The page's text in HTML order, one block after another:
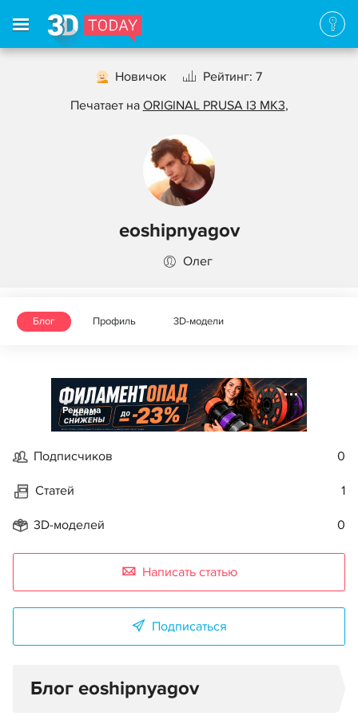
Новичок
Рейтинг: 7
Печатает на ORIGINAL PRUSA I3 MK3,
eoshipnyagov
Олег
Блог Профиль 3D-модели
Реклама
Подписчиков 0
Статей 1
3D-моделей 0
Написать статью
Подписаться
Блог eoshipnyagov